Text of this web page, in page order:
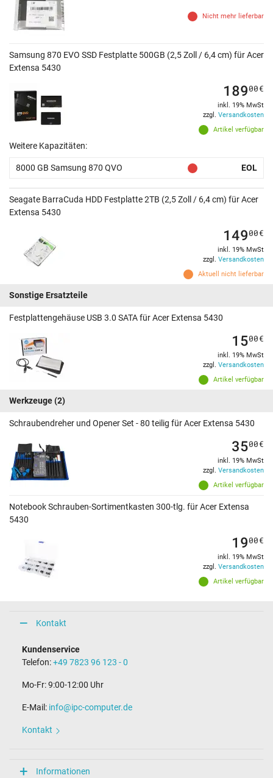
Nicht mehr lieferbar
Samsung 870 EVO SSD Festplatte 500GB (2,5 Zoll / 6,4 cm) für Acer
Extensa 5430
Artikel verfügbar
18900€
inkl. 19% MwSt
zzgl. Versandkosten
Weitere Kapazitäten:
8000 GB Samsung 870 QVO EOL
Seagate BarraCuda HDD Festplatte 2TB (2,5 Zoll / 6,4 cm) für Acer
Extensa 5430
Aktuell nicht lieferbar
14900€
inkl. 19% MwSt
zzgl. Versandkosten
Sonstige Ersatzteile
Festplattengehäuse USB 3.0 SATA für Acer Extensa 5430
Artikel verfügbar
1500€
inkl. 19% MwSt
zzgl. Versandkosten
Werkzeuge(2)
Schraubendreher und Opener Set - 80 teilig für Acer Extensa 5430
Artikel verfügbar
3500€
inkl. 19% MwSt
zzgl. Versandkosten
Notebook Schrauben-Sortimentkasten 300-tlg. für Acer Extensa
5430
Artikel verfügbar
1900€
inkl. 19% MwSt
zzgl. Versandkosten
Kontakt
Kundenservice
Telefon:+49 7823 96 123 - 0
Mo-Fr: 9:00-12:00 Uhr
E-Mail: info@ipc-computer.de
Kontakt
Informationen